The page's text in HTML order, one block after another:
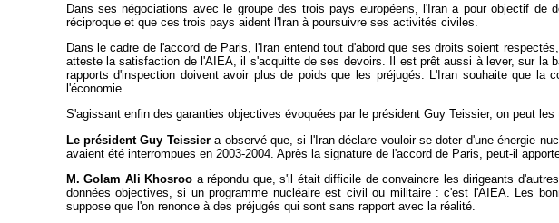
Dans ses négociations avec le groupe des trois pays européens, l'Iran a pour objectif
réciproque et que ces trois pays aident l'Iran à poursuivre ses activités civiles.
Dans le cadre de l'accord de Paris, l'Iran entend tout d'abord que ses droits soient
atteste la satisfaction de l'AIEA, il s'acquitte de ses devoirs. Il est prêt aussi à lever, sur la
rapports d'inspection doivent avoir plus de poids que les préjugés. L'Iran souhaite que
l'économie.
S'agissant enfin des garanties objectives évoquées par le président Guy Teissier, on peut
Le président Guy Teissiera observé que, si l'Iran déclare vouloir se doter d'une énergie
avaient été interrompues en 2003-2004. Après la signature de l'accord de Paris, peut-il
M. Golam Ali Khosroo a répondu que, s'il était difficile de convaincre les dirigeants
données objectives, si un programme nucléaire est civil ou militaire : c'est l'AIEA. Les
suppose que l'on renonce à des préjugés qui sont sans rapport avec la réalité.